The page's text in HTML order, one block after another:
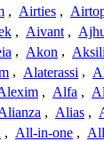
, Airties ,
, Aivant ,
, Akon ,
, Alaterassi ,
, Alfa ,
, Alias ,
, All-in-one ,